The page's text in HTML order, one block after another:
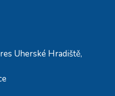
Uherské Hradiště,